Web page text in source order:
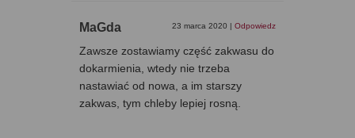
MaGda 23 marca 2020 | Odpowiedz
Zawsze zostawiamy część zakwasu do
dokarmienia, wtedy nie trzeba
nastawiać od nowa, a im starszy
zakwas, tym chleby lepiej rosną.